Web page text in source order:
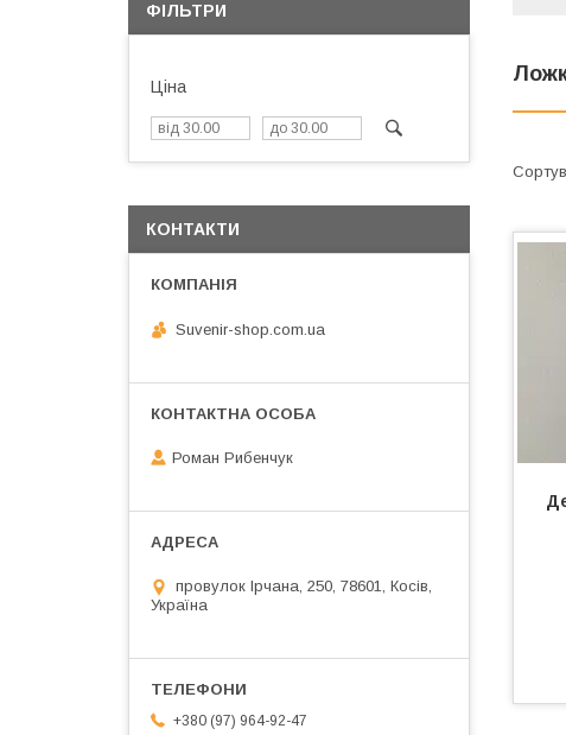
ФІЛЬТРИ
Ціна
КОНТАКТИ
Suvenir-shop.com.ua
Роман Рибенчук
провулок Ірчана, 250, 78601, Косів,
Україна
+380 (97) 964-92-47